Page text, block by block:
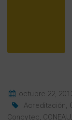
octubre 22,
Acreditación,
Concytec, CONEAU,